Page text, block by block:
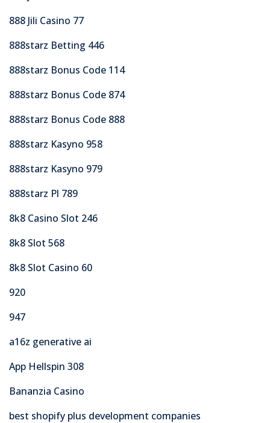
888 Jili Casino 77
888starz Betting 446
888starz Bonus Code 114
888starz Bonus Code 874
888starz Bonus Code 888
888starz Kasyno 958
888starz Kasyno 979
888starz Pl 789
8k8 Casino Slot 246
8k8 Slot 568
8k8 Slot Casino 60
920
947
a16z generative ai
App Hellspin 308
Bananzia Casino
best shopify plus development companies